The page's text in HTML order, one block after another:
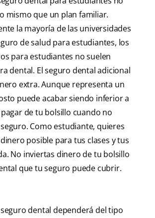
mismo que un plan familiar.
la mayoría de las universidades
de salud para estudiantes, los
para estudiantes no suelen
dental. El seguro dental adicional
extra. Aunque representa un
puede acabar siendo inferior a
de tu bolsillo cuando no
Como estudiante, quieres
posible para tus clases y tus
No inviertas dinero de tu bolsillo
que tu seguro puede cubrir.
dental dependerá del tipo